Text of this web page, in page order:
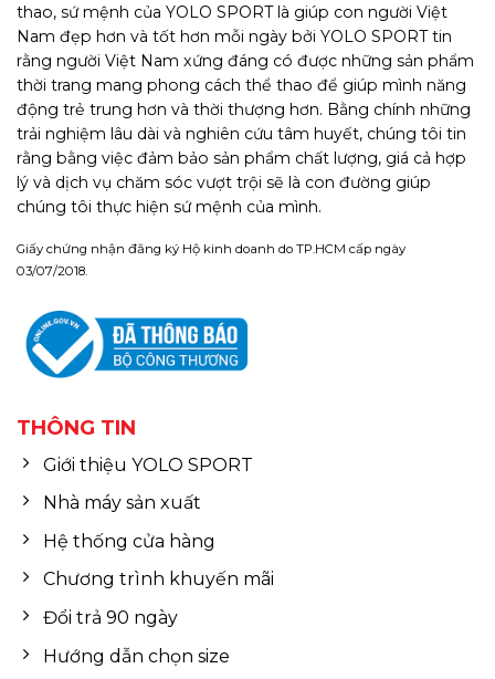
thao, sứ mệnh của YOLO SPORT là giúp con người Việt
Nam đẹp hơn và tốt hơn mỗi ngày bởi YOLO SPORT tin
rằng người Việt Nam xứng đáng có được những sản phẩm
thời trang mang phong cách thể thao để giúp mình năng
động trẻ trung hơn và thời thượng hơn. Bằng chính những
trải nghiệm lâu dài và nghiên cứu tâm huyết, chúng tôi tin
rằng bằng việc đảm bảo sản phẩm chất lượng, giá cả hợp
lý và dịch vụ chăm sóc vượt trội sẽ là con đường giúp
chúng tôi thực hiện sứ mệnh của mình.
Giấy chứng nhận đăng ký Hộ kinh doanh do TP.HCM cấp ngày
03/07/2018.
THÔNG TIN
Giới thiệu YOLO SPORT
Nhà máy sản xuất
Hệ thống cửa hàng
Chương trình khuyến mãi
Đổi trả 90 ngày
Hướng dẫn chọn size